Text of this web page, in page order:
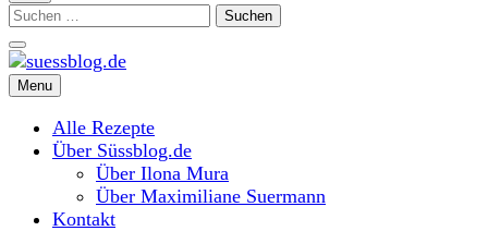
Suchen
suessblog.de
Menu
Alle Rezepte
Über Süssblog.de
Über Ilona Mura
Über Maximiliane Suermann
Kontakt